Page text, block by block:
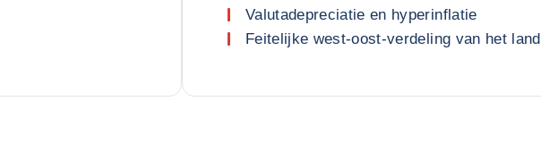
Valutadepreciatie en hyperinflatie
Feitelijke west-oost-verdeling van het land